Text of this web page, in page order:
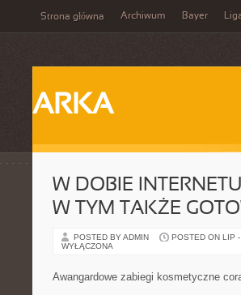
Strona główna Archiwum Bayer
ARKA
W DOBIE
W TYM TAKŻE
POSTED BY ADMIN POSTED ON LIP
WYŁĄCZONA
Awangardowe zabiegi kosmetyczne